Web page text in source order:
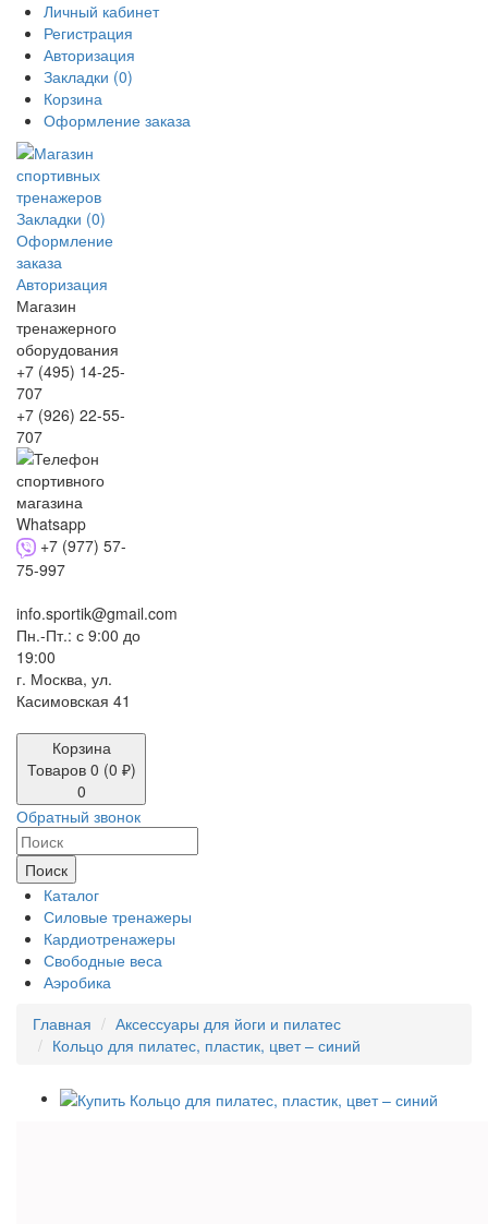
Личный кабинет
Регистрация
Авторизация
Закладки (0)
Корзина
Оформление заказа
Закладки (0)
Оформление
заказа
Авторизация
Магазин
тренажерного
оборудования
+7 (495) 14-25-
707
+7 (926) 22-55-
707
+7 (977) 57-
75-997
info.sportik@gmail.com
Пн.-Пт.: с 9:00 до
19:00
г. Москва, ул.
Касимовская 41
Корзина
Товаров 0 (0 ₽)
0
Обратный звонок
Поиск
Каталог
Силовые тренажеры
Кардиотренажеры
Свободные веса
Аэробика
Главная
Аксессуары для йоги и пилатес
Кольцо для пилатес, пластик, цвет – синий